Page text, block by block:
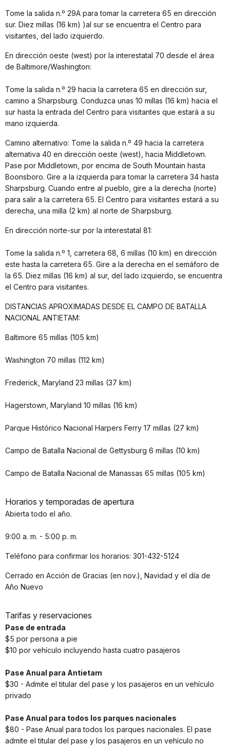
Tome la salida n.º 29A para tomar la carretera 65 en dirección
sur. Diez millas (16 km) )al sur se encuentra el Centro para
visitantes, del lado izquierdo.
En dirección oeste (west) por la interestatal 70 desde el área
de Baltimore/Washington:
Tome la salida n.º 29 hacia la carretera 65 en dirección sur,
camino a Sharpsburg. Conduzca unas 10 millas (16 km) hacia el
sur hasta la entrada del Centro para visitantes que estará a su
mano izquierda.
Camino alternativo: Tome la salida n.º 49 hacia la carretera
alternativa 40 en dirección oeste (west), hacia Middletown.
Pase por Middletown, por encima de South Mountain hasta
Boonsboro. Gire a la izquierda para tomar la carretera 34 hasta
Sharpsburg. Cuando entre al pueblo, gire a la derecha (norte)
para salir a la carretera 65. El Centro para visitantes estará a su
derecha, una milla (2 km) al norte de Sharpsburg.
En dirección norte-sur por la interestatal 81:
Tome la salida n.º 1, carretera 68, 6 millas (10 km) en dirección
este hasta la carretera 65. Gire a la derecha en el semáforo de
la 65. Diez millas (16 km) al sur, del lado izquierdo, se encuentra
el Centro para visitantes.
DISTANCIAS APROXIMADAS DESDE EL CAMPO DE BATALLA
NACIONAL ANTIETAM:
Baltimore 65 millas (105 km)
Washington 70 millas (112 km)
Frederick, Maryland 23 millas (37 km)
Hagerstown, Maryland 10 millas (16 km)
Parque Histórico Nacional Harpers Ferry 17 millas (27 km)
Campo de Batalla Nacional de Gettysburg 6 millas (10 km)
Campo de Batalla Nacional de Manassas 65 millas (105 km)
Horarios y temporadas de apertura
Abierta todo el año.
9:00 a. m. - 5:00 p. m.
Teléfono para confirmar los horarios: 301-432-5124
Cerrado en Acción de Gracias (en nov.), Navidad y el día de
Año Nuevo
Tarifas y reservaciones
Pase de entrada
$5 por persona a pie
$10 por vehículo incluyendo hasta cuatro pasajeros
Pase Anual para Antietam
$30 - Admite el titular del pase y los pasajeros en un vehículo
privado
Pase Anual para todos los parques nacionales
$80 - Pase Anual para todos los parques nacionales. El pase
admite el titular del pase y los pasajeros en un vehículo no